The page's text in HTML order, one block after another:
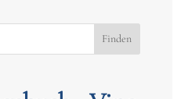
Finden